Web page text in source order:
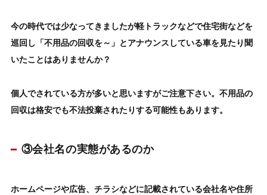
今の時代では少なってきましたが軽トラックなどで住宅街などを
巡回し「不用品の回収を～」 とアナウンスしている車を見たり聞
いたことはありませんか？
個人でされている方が多いと思いますがご注意下さい。 不用品の
回収は格安でも不法投棄されたりする可能性もあります。
③会社名の実態があるのか
ホームページや広告、チラシなどに記載されている会社名や住所